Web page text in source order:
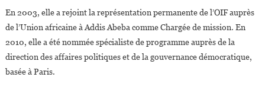
En 2003, elle a rejoint la représentation permanente de l’OIF auprès
de l’Union africaine à Addis Abeba comme Chargée de mission. En
2010, elle a été nommée spécialiste de programme auprès de la
direction des affaires politiques et de la gouvernance démocratique,
basée à Paris.